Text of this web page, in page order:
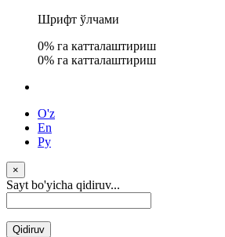
Шрифт ўлчами
0% га катталаштириш
0% га катталаштириш
O'z
En
Ру
×
Sayt bo'yicha qidiruv...
Qidiruv